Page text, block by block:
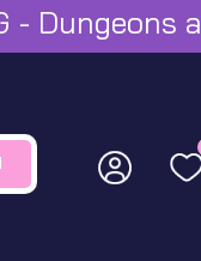
- Dungeons